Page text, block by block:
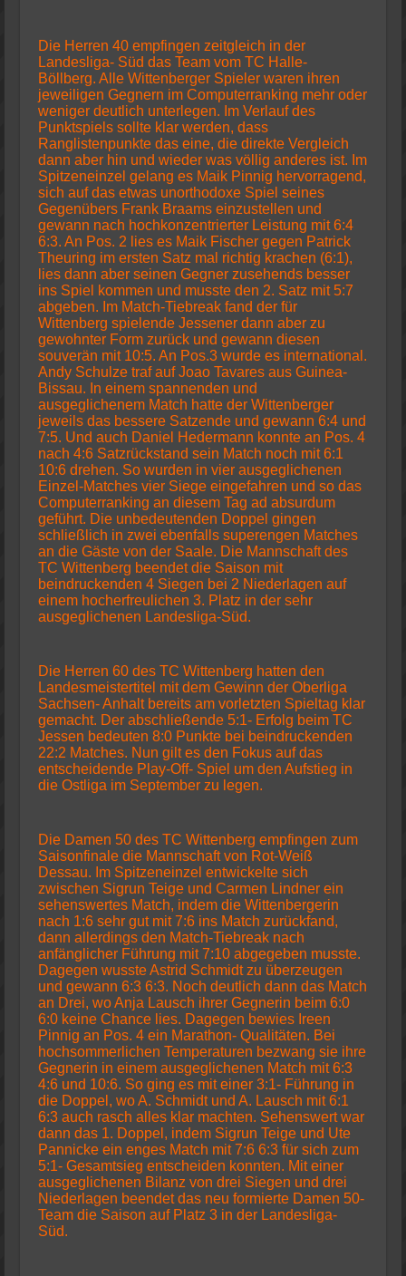
Die Herren 40 empfingen zeitgleich in der
Landesliga- Süd das Team vom TC Halle-
Böllberg. Alle Wittenberger Spieler waren ihren
jeweiligen Gegnern im Computerranking mehr oder
weniger deutlich unterlegen. Im Verlauf des
Punktspiels sollte klar werden, dass
Ranglistenpunkte das eine, die direkte Vergleich
dann aber hin und wieder was völlig anderes ist. Im
Spitzeneinzel gelang es Maik Pinnig hervorragend,
sich auf das etwas unorthodoxe Spiel seines
Gegenübers Frank Braams einzustellen und
gewann nach hochkonzentrierter Leistung mit 6:4
6:3. An Pos. 2 lies es Maik Fischer gegen Patrick
Theuring im ersten Satz mal richtig krachen (6:1),
lies dann aber seinen Gegner zusehends besser
ins Spiel kommen und musste den 2. Satz mit 5:7
abgeben. Im Match-Tiebreak fand der für
Wittenberg spielende Jessener dann aber zu
gewohnter Form zurück und gewann diesen
souverän mit 10:5. An Pos.3 wurde es international.
Andy Schulze traf auf Joao Tavares aus Guinea-
Bissau. In einem spannenden und
ausgeglichenem Match hatte der Wittenberger
jeweils das bessere Satzende und gewann 6:4 und
7:5. Und auch Daniel Hedermann konnte an Pos. 4
nach 4:6 Satzrückstand sein Match noch mit 6:1
10:6 drehen. So wurden in vier ausgeglichenen
Einzel-Matches vier Siege eingefahren und so das
Computerranking an diesem Tag ad absurdum
geführt. Die unbedeutenden Doppel gingen
schließlich in zwei ebenfalls superengen Matches
an die Gäste von der Saale. Die Mannschaft des
TC Wittenberg beendet die Saison mit
beindruckenden 4 Siegen bei 2 Niederlagen auf
einem hocherfreulichen 3. Platz in der sehr
ausgeglichenen Landesliga-Süd.
Die Herren 60 des TC Wittenberg hatten den
Landesmeistertitel mit dem Gewinn der Oberliga
Sachsen- Anhalt bereits am vorletzten Spieltag klar
gemacht. Der abschließende 5:1- Erfolg beim TC
Jessen bedeuten 8:0 Punkte bei beindruckenden
22:2 Matches. Nun gilt es den Fokus auf das
entscheidende Play-Off- Spiel um den Aufstieg in
die Ostliga im September zu legen.
Die Damen 50 des TC Wittenberg empfingen zum
Saisonfinale die Mannschaft von Rot-Weiß
Dessau. Im Spitzeneinzel entwickelte sich
zwischen Sigrun Teige und Carmen Lindner ein
sehenswertes Match, indem die Wittenbergerin
nach 1:6 sehr gut mit 7:6 ins Match zurückfand,
dann allerdings den Match-Tiebreak nach
anfänglicher Führung mit 7:10 abgegeben musste.
Dagegen wusste Astrid Schmidt zu überzeugen
und gewann 6:3 6:3. Noch deutlich dann das Match
an Drei, wo Anja Lausch ihrer Gegnerin beim 6:0
6:0 keine Chance lies. Dagegen bewies Ireen
Pinnig an Pos. 4 ein Marathon- Qualitäten. Bei
hochsommerlichen Temperaturen bezwang sie ihre
Gegnerin in einem ausgeglichenen Match mit 6:3
4:6 und 10:6. So ging es mit einer 3:1- Führung in
die Doppel, wo A. Schmidt und A. Lausch mit 6:1
6:3 auch rasch alles klar machten. Sehenswert war
dann das 1. Doppel, indem Sigrun Teige und Ute
Pannicke ein enges Match mit 7:6 6:3 für sich zum
5:1- Gesamtsieg entscheiden konnten. Mit einer
ausgeglichenen Bilanz von drei Siegen und drei
Niederlagen beendet das neu formierte Damen 50-
Team die Saison auf Platz 3 in der Landesliga-
Süd.